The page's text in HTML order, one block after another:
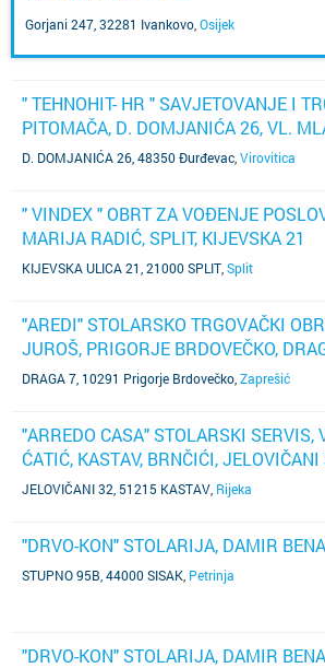
Gorjani 247, 32281 Ivankovo Osijek
" TEHNOHIT- HR " SAVJETOVANJE I
PITOMAČA, D. DOMJANIĆA 26, VL.
D. DOMJANIĆA 26, 48350 Đurđevac Virovitica
" VINDEX " OBRT ZA VOĐENJE
MARIJA RADIĆ, SPLIT, KIJEVSKA 21
KIJEVSKA ULICA 21, 21000 SPLIT Split
"AREDI" STOLARSKO TRGOVAČKI
JUROŠ, PRIGORJE BRDOVEČKO,
DRAGA 7, 10291 Prigorje Brdovečko Zaprešić
"ARREDO CASA" STOLARSKI SERVIS,
ĆATIĆ, KASTAV, BRNČIĆI, JELOVIČANI
JELOVIČANI 32, 51215 KASTAV Rijeka
"DRVO-KON" STOLARIJA, DAMIR
STUPNO 95B, 44000 SISAK Petrinja
"DRVO-KON" STOLARIJA, DAMIR